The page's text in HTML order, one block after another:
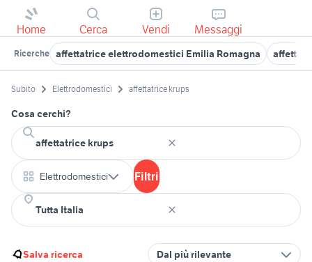
Home Cerca Vendi Messaggi
Ricerche affettatrice elettrodomestici Emilia Romagna
Subito Elettrodomestici affettatrice krups
Cosa cerchi?
Elettrodomestici Filtri
Salva ricerca Dal più rilevante